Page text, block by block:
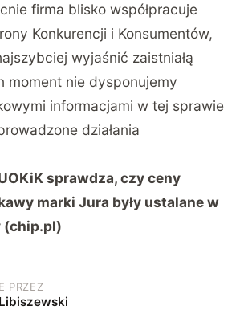
firma blisko współpracuje
Konkurencji i Konsumentów,
wyjaśnić zaistniałą
moment nie dysponujemy
informacjami w tej sprawie
działania
sprawdza, czy ceny
marki Jura były ustalane w
(chip.pl)
PRZEZ